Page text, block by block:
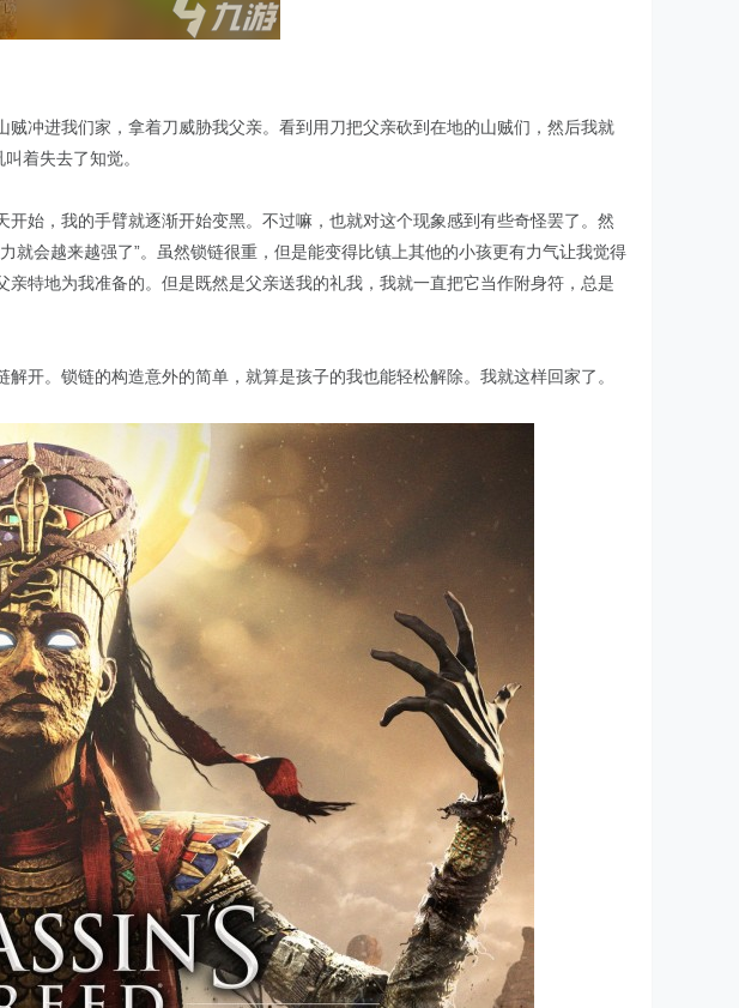
冲进我们家，拿着刀威胁我父亲。看到用刀把父亲砍到在地的山贼们，然后我就
着失去了知觉。
始，我的手臂就逐渐开始变黑。不过嘛，也就对这个现象感到有些奇怪罢了。然
就会越来越强了”。虽然锁链很重，但是能变得比镇上其他的小孩更有力气让我觉得
特地为我准备的。但是既然是父亲送我的礼我，我就一直把它当作附身符，总是
开。锁链的构造意外的简单，就算是孩子的我也能轻松解除。我就这样回家了。